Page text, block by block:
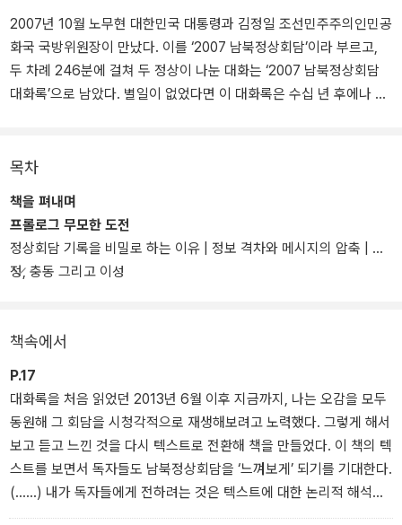
2007년 10월 노무현 대한민국 대통령과 김정일 조선민주주의인민공
화국 국방위원장이 만났다. 이를 ‘2007 남북정상회담’이라 부르고,
두 차례 246분에 걸쳐 두 정상이 나눈 대화는 ‘2007 남북정상회담
대화록’으로 남았다. 별일이 없었다면 이 대화록은 수십 년 후에나 일
대한 해석 등 논란이 끊이지 않았고, 지금도 이 ‘별일’이 어떤 별일을
전 보건복지부 장관이자 노무현 대통령 자서전 <운명이다>를 집필한
유시민이 다시 펜을 들었다. 대화록은 공개되었지만 문자로는 담아내
기 어려운 당시 상황과 분위기를 재현하고, 남북 관계의 흐름과 현대
목 위에서 새로운 자리를 찾는다. 물론 이 역시 유시민이란 한 사람의
해석에 불과하다. 유시민보다 중요한 건 ‘한 사람의 해석’이다. 저자는
이 책을 읽기 전에 대화록을 살펴보고 책을 읽고 나서 다시 대화록을
읽어보길 권한다. 여기에서 생기는 다른 느낌이 바로 각자의 해석을
갖는 출발점이기 때문이다. 두 정치 세력이 주장하는 두 가지 해석을
넘어서는 방법이 여기 있기 때문이다. 기왕 벌어진 ‘별일’이 어떤 ‘별
일’로 나아갈지가 바로 여기 달려있기 때문이다. 그래서, 이제부터는
목차
책을 펴내며
프롤로그 무모한 도전
정상회담 기록을 비밀로 하는 이유 | 정보 격차와 메시지의 압축 | 감
정, 충동 그리고 이성
책속에서
P.17
대화록을 처음 읽었던 2013년 6월 이후 지금까지, 나는 오감을 모두
동원해 그 회담을 시청각적으로 재생해보려고 노력했다. 그렇게 해서
보고 듣고 느낀 것을 다시 텍스트로 전환해 책을 만들었다. 이 책의 텍
스트를 보면서 독자들도 남북정상회담을 ‘느껴보게’ 되기를 기대한다.
(……) 내가 독자들에게 전하려는 것은 텍스트에 대한 논리적 해석만
이 아니다. 텍스트와 논리가 발을 딛고 있는 남북 정상들의 정서와 감